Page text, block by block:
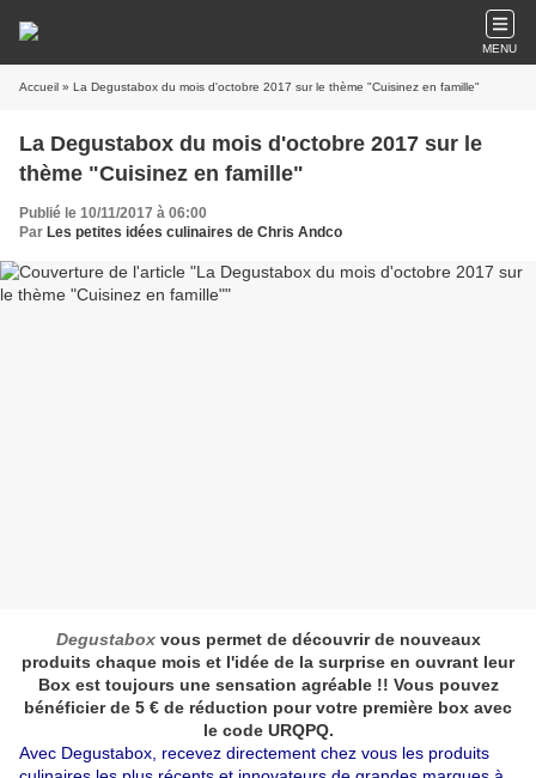
MENU
Accueil » La Degustabox du mois d'octobre 2017 sur le thème "Cuisinez en famille"
La Degustabox du mois d'octobre 2017 sur le
thème "Cuisinez en famille"
Publié le 10/11/2017 à 06:00
Par Les petites idées culinaires de Chris Andco
Degustabox vous permet de découvrir de nouveaux
produits chaque mois et l'idée de la surprise en ouvrant leur
Box est toujours une sensation agréable !! Vous pouvez
bénéficier de 5 € de réduction pour votre première box avec
le code URQPQ.
Avec Degustabox , recevez directement chez vous les produits